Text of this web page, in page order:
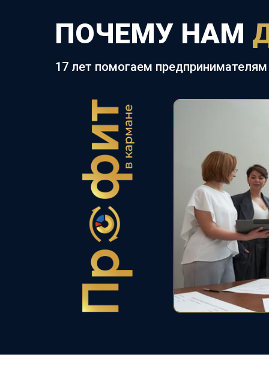
ПОЧЕМУ НАМ
17 лет помогаем